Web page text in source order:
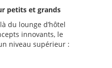
petits et grands
du lounge d’hôtel
innovants, le
niveau supérieur :